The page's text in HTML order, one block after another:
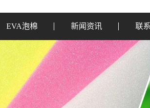
EVA泡棉 新闻资讯 联